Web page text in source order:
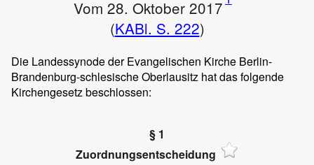
Vom 28. Oktober 2017
(KABl. S. 222)
Die Landessynode der Evangelischen Kirche Berlin-
Brandenburg-schlesische Oberlausitz hat das folgende
Kirchengesetz beschlossen:
§ 1
Zuordnungsentscheidung